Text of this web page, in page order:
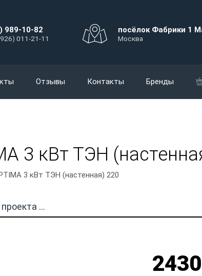
989-10-82
011-21-11
посёлок Фабрики 1
Москва
Отзывы Контакты Бренды
3 кВт ТЭН
3 кВт ТЭН (настенная) 220